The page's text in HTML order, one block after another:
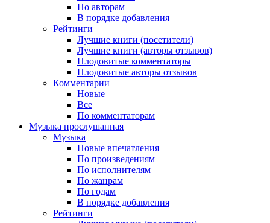
По авторам
В порядке добавления
Рейтинги
Лучшие книги (посетители)
Лучшие книги (авторы отзывов)
Плодовитые комментаторы
Плодовитые авторы отзывов
Комментарии
Новые
Все
По комментаторам
Музыка прослушанная
Музыка
Новые впечатления
По произведениям
По исполнителям
По жанрам
По годам
В порядке добавления
Рейтинги